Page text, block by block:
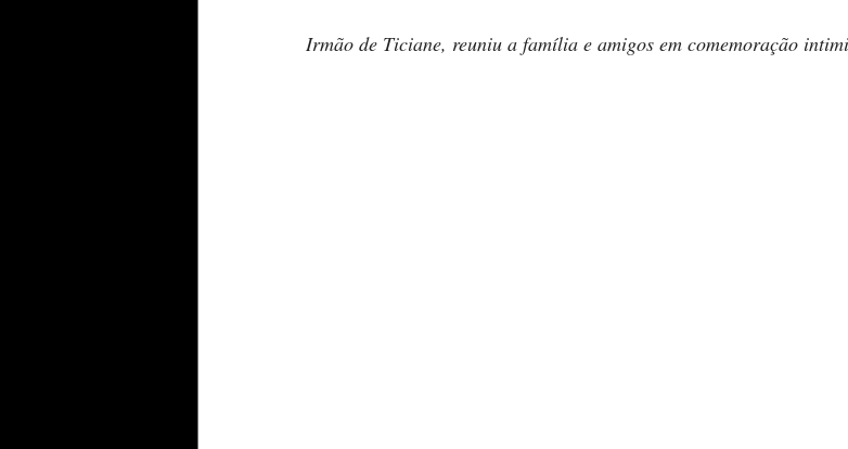
Irmão de Ticiane, reuniu a família e amigos em comemoração